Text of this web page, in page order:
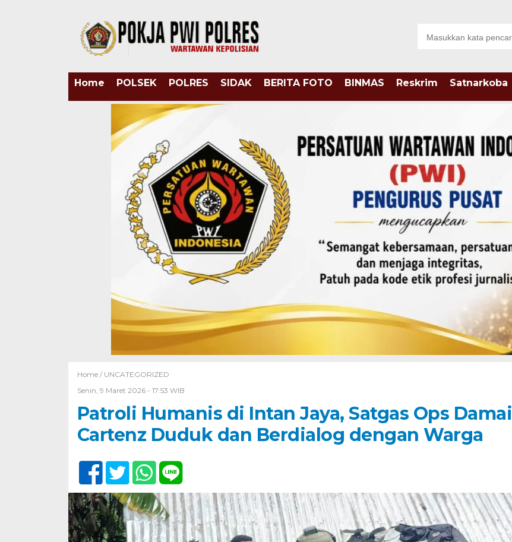
Home POLSEK POLRES SIDAK BERITA FOTO BINMAS Reskrim Satnarkoba
Home / UNCATEGORIZED
Senin, 9 Maret 2026 - 17:53 WIB
Patroli Humanis di Intan Jaya, Satgas Ops Damai
Cartenz Duduk dan Berdialog dengan Warga